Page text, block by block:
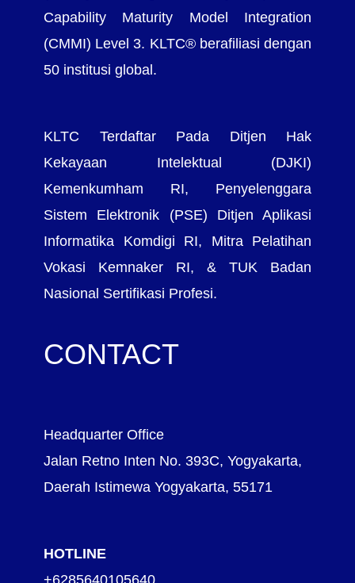
Capability Maturity Model Integration
(CMMI) Level 3. KLTC® berafiliasi dengan
50 institusi global.
KLTC Terdaftar Pada Ditjen Hak
Kekayaan Intelektual (DJKI)
Kemenkumham RI, Penyelenggara
Sistem Elektronik (PSE) Ditjen Aplikasi
Informatika Komdigi RI, Mitra Pelatihan
Vokasi Kemnaker RI, & TUK Badan
Nasional Sertifikasi Profesi.
CONTACT
Headquarter Office
Jalan Retno Inten No. 393C, Yogyakarta,
Daerah Istimewa Yogyakarta, 55171
HOTLINE